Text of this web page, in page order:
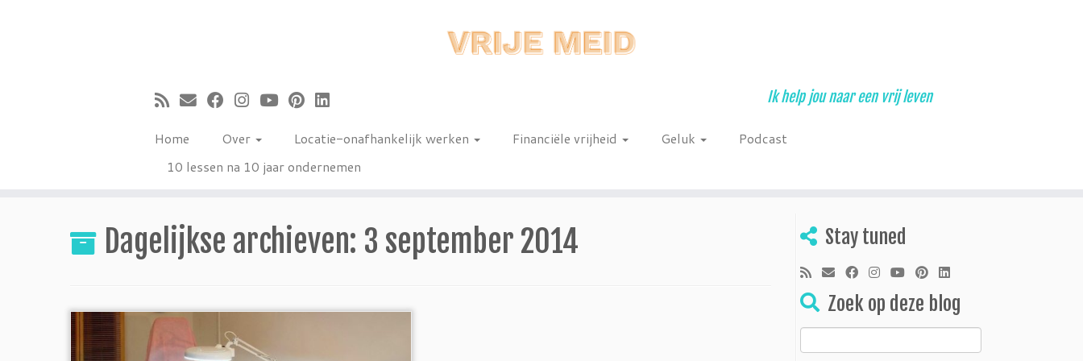
Ik help jou naar een vrij leven
Home Over Locatie-onafhankelijk werken Financiële vrijheid Geluk
Podcast
10 lessen na 10 jaar ondernemen
Dagelijkse archieven: 3 september 2014 Stay tuned
Zoek op deze blog
Zoeken
naar: